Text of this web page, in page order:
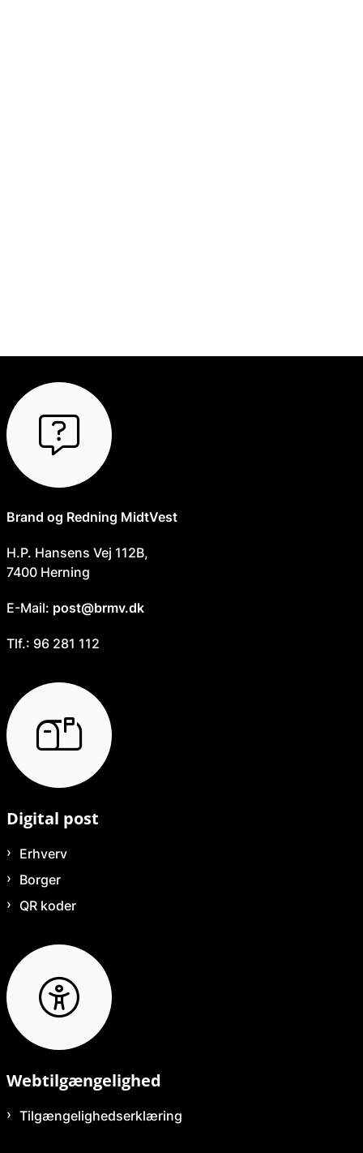
Brand og Redning MidtVest
H.P. Hansens Vej 112B,
7400 Herning
E-Mail: post@brmv.dk
Tlf.: 96 281 112
Digital post
Erhverv
Borger
QR koder
Webtilgængelighed
Tilgængelighedserklæring